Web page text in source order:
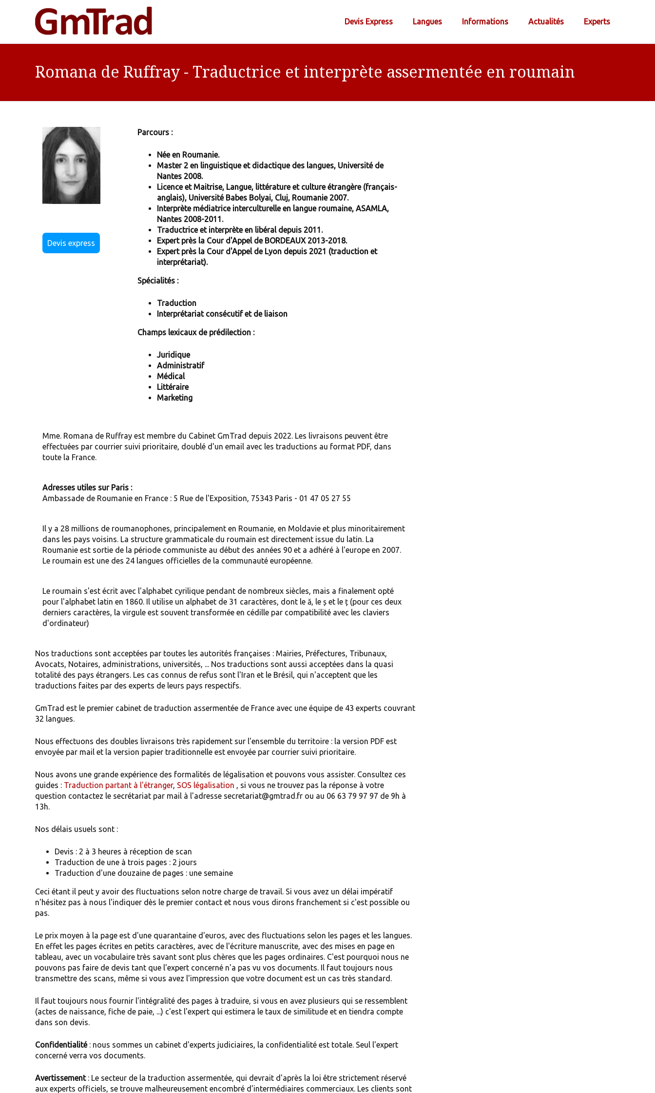
Devis Express Langues Informations Actualités Experts
Romana de Ruffray - Traductrice et interprète assermentée en roumain
Devis express
Parcours :
Née en Roumanie.
Master 2 en linguistique et didactique des langues, Université de
Nantes 2008.
Licence et Maitrise, Langue, littérature et culture étrangère (français-
anglais), Université Babes Bolyai, Cluj, Roumanie 2007.
Interprète médiatrice interculturelle en langue roumaine, ASAMLA,
Nantes 2008-2011.
Traductrice et interprète en libéral depuis 2011.
Expert près la Cour d'Appel de BORDEAUX 2013-2018.
Expert près la Cour d'Appel de Lyon depuis 2021 (traduction et
interprétariat).
Spécialités :
Traduction
Interprétariat consécutif et de liaison
Champs lexicaux de prédilection :
Juridique
Administratif
Médical
Littéraire
Marketing
Mme. Romana de Ruffray est membre du Cabinet GmTrad depuis 2022. Les livraisons peuvent être
effectuées par courrier suivi prioritaire, doublé d'un email avec les traductions au format PDF, dans
toute la France.
Adresses utiles sur Paris :
Ambassade de Roumanie en France : 5 Rue de l'Exposition, 75343 Paris - 01 47 05 27 55
Il y a 28 millions de roumanophones, principalement en Roumanie, en Moldavie et plus minoritairement
dans les pays voisins. La structure grammaticale du roumain est directement issue du latin. La
Roumanie est sortie de la période communiste au début des années 90 et a adhéré à l'europe en 2007.
Le roumain est une des 24 langues officielles de la communauté européenne.
Le roumain s'est écrit avec l'alphabet cyrilique pendant de nombreux siècles, mais a finalement opté
pour l'alphabet latin en 1860. Il utilise un alphabet de 31 caractères, dont le ă, le ș et le ț (pour ces deux
derniers caractères, la virgule est souvent transformée en cédille par compatibilité avec les claviers
d'ordinateur)
Nos traductions sont acceptées par toutes les autorités françaises : Mairies, Préfectures, Tribunaux,
Avocats, Notaires, administrations, universités, ... Nos traductions sont aussi acceptées dans la quasi
totalité des pays étrangers. Les cas connus de refus sont l'Iran et le Brésil, qui n'acceptent que les
traductions faites par des experts de leurs pays respectifs.
GmTrad est le premier cabinet de traduction assermentée de France avec une équipe de 43 experts couvrant
32 langues.
Nous effectuons des doubles livraisons très rapidement sur l'ensemble du territoire : la version PDF est
envoyée par mail et la version papier traditionnelle est envoyée par courrier suivi prioritaire.
Nous avons une grande expérience des formalités de légalisation et pouvons vous assister. Consultez ces
guides : Traduction partant à l'étranger, SOS légalisation , si vous ne trouvez pas la réponse à votre
question contactez le secrétariat par mail à l'adresse secretariat@gmtrad.fr ou au 06 63 79 97 97 de 9h à
13h.
Nos délais usuels sont :
Devis : 2 à 3 heures à réception de scan
Traduction de une à trois pages : 2 jours
Traduction d'une douzaine de pages : une semaine
Ceci étant il peut y avoir des fluctuations selon notre charge de travail. Si vous avez un délai impératif
n'hésitez pas à nous l'indiquer dès le premier contact et nous vous dirons franchement si c'est possible ou
pas.
Le prix moyen à la page est d'une quarantaine d'euros, avec des fluctuations selon les pages et les langues.
En effet les pages écrites en petits caractères, avec de l'écriture manuscrite, avec des mises en page en
tableau, avec un vocabulaire très savant sont plus chères que les pages ordinaires. C'est pourquoi nous ne
pouvons pas faire de devis tant que l'expert concerné n'a pas vu vos documents. Il faut toujours nous
transmettre des scans, même si vous avez l'impression que votre document est un cas très standard.
Il faut toujours nous fournir l'intégralité des pages à traduire, si vous en avez plusieurs qui se ressemblent
(actes de naissance, fiche de paie, ...) c'est l'expert qui estimera le taux de similitude et en tiendra compte
dans son devis.
Confidentialité: nous sommes un cabinet d'experts judiciaires, la confidentialité est totale. Seul l'expert
concerné verra vos documents.
Avertissement: Le secteur de la traduction assermentée, qui devrait d'après la loi être strictement réservé
aux experts officiels, se trouve malheureusement encombré d'intermédiaires commerciaux. Les clients sont